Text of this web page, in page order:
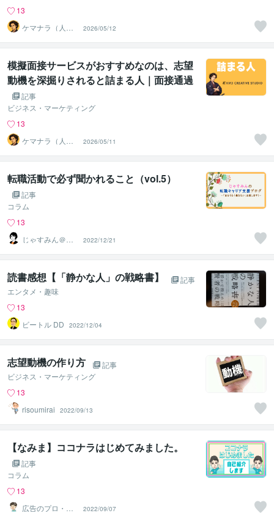
13
ケマナラ（人
事・採用コンサ
ルタント）
2026/05/12
模擬面接サービスがおすすめなのは、志望
動機を深掘りされると詰まる人｜面接通過
率を上げる対策法
記事
ビジネス・マーケティング
13
ケマナラ（人
事・採用コンサ
ルタント）
2026/05/11
転職活動で必ず聞かれること（vol.5）
記事
コラム
13
じゃすみん＠元
看護師→転職キ
ャリア支援
2022/12/21
読書感想【「静かな人」の戦略書】
記事
エンタメ・趣味
13
ビートル DD
2022/12/04
志望動機の作り方
記事
ビジネス・マーケティング
13
risoumirai
2022/09/13
【なみま】ココナラはじめてみました。
記事
コラム
13
広告のプロ・ラ
2022/09/07